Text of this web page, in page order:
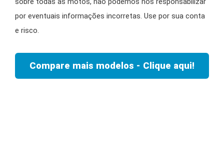
por eventuais informações incorretas. Use por sua conta
e risco.
Compare mais modelos - Clique aqui!